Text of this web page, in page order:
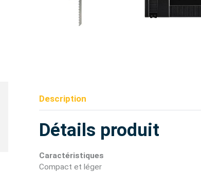
Description
Détails produit
Caractéristiques
Compact et léger